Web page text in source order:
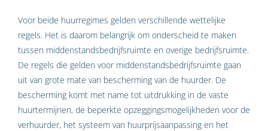
Voor beide huurregimes gelden verschillende wettelijke
regels. Het is daarom belangrijk om onderscheid te maken
tussen middenstandsbedrijfsruimte en overige bedrijfsruimte.
De regels die gelden voor middenstandsbedrijfsruimte gaan
uit van grote mate van bescherming van de huurder. De
bescherming komt met name tot uitdrukking in de vaste
huurtermijnen, de beperkte opzeggingsmogelijkheden voor de
verhuurder, het systeem van huurprijsaanpassing en het